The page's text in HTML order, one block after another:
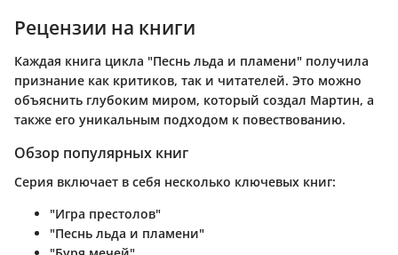
Рецензии на книги
Каждая книга цикла "Песнь льда и пламени" получила
признание как критиков, так и читателей. Это можно
объяснить глубоким миром, который создал Мартин, а
также его уникальным подходом к повествованию.
Обзор популярных книг
Серия включает в себя несколько ключевых книг:
"Игра престолов"
"Песнь льда и пламени"